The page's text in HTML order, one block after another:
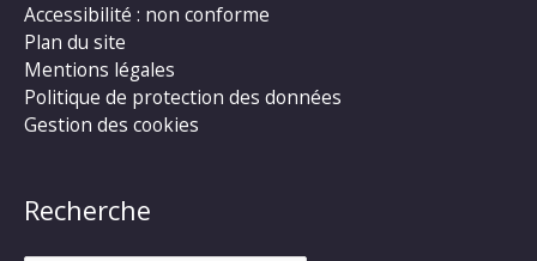
Accessibilité : non conforme
Plan du site
Mentions légales
Politique de protection des données
Gestion des cookies
Recherche